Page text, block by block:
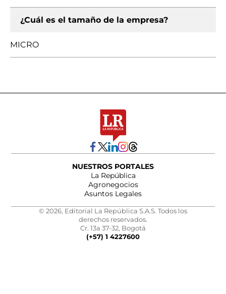
¿Cuál es el tamaño de la empresa?
MICRO
NUESTROS PORTALES
La República
Agronegocios
Asuntos Legales
© 2026, Editorial La República S.A.S. Todos los
derechos reservados.
Cr. 13a 37-32, Bogotá
(+57) 1 4227600